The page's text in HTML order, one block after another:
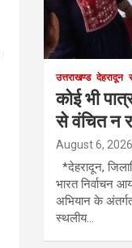
उत्तराखण्ड देहरादून
कोई भी
से वंचित न
August 6, 2026
*देहरादून,
भारत निर्वाचन
अभियान के
स्थलीय…